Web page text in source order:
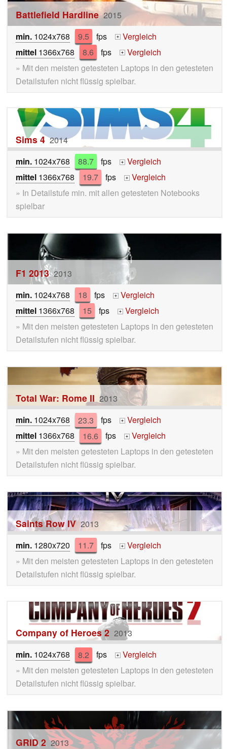
Battlefield Hardline 2015
min. 1024x768 9.5 fps +
Vergleich
mittel 1366x768 8.6 fps +
Vergleich
» Mit den meisten getesteten Laptops in den getesteten
Detailstufen nicht flüssig spielbar.
Sims 4 2014
min. 1024x768 88.7 fps +
Vergleich
mittel 1366x768 19.7 fps +
Vergleich
» In Detailstufe min. mit allen getesteten Notebooks
spielbar
F1 2013 2013
min. 1024x768 18 fps +
Vergleich
mittel 1366x768 15 fps +
Vergleich
» Mit den meisten getesteten Laptops in den getesteten
Detailstufen nicht flüssig spielbar.
Total War: Rome II 2013
min. 1024x768 23.3 fps +
Vergleich
mittel 1366x768 16.6 fps +
Vergleich
» Mit den meisten getesteten Laptops in den getesteten
Detailstufen nicht flüssig spielbar.
Saints Row IV 2013
min. 1280x720 11.7 fps +
Vergleich
» Mit den meisten getesteten Laptops in den getesteten
Detailstufen nicht flüssig spielbar.
Company of Heroes 2 2013
min. 1024x768 8.2 fps +
Vergleich
» Mit den meisten getesteten Laptops in den getesteten
Detailstufen nicht flüssig spielbar.
GRID 2 2013